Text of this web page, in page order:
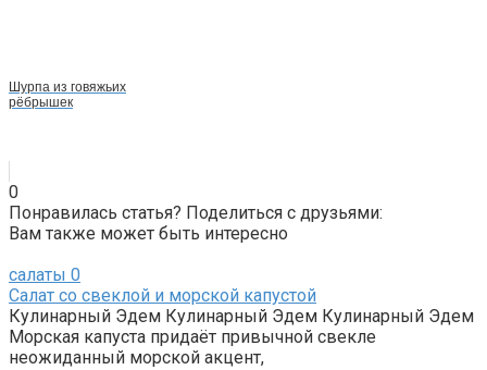
Шурпа из говяжьих
рёбрышек
0
Понравилась статья? Поделиться с друзьями:
Вам также может быть интересно
салаты 0
Салат со свеклой и морской капустой
Кулинарный Эдем Кулинарный Эдем Кулинарный Эдем
Морская капуста придаёт привычной свекле
неожиданный морской акцент,